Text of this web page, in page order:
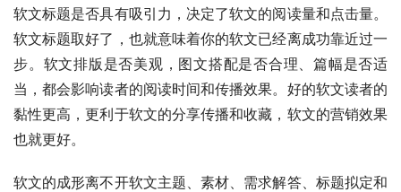
软文标题是否具有吸引力，决定了软文的阅读量和点击量。
软文标题取好了，也就意味着你的软文已经离成功靠近过一
步。软文排版是否美观，图文搭配是否合理、篇幅是否适
当，都会影响读者的阅读时间和传播效果。好的软文读者的
黏性更高，更利于软文的分享传播和收藏，软文的营销效果
也就更好。
软文的成形离不开软文主题、素材、需求解答、标题拟定和